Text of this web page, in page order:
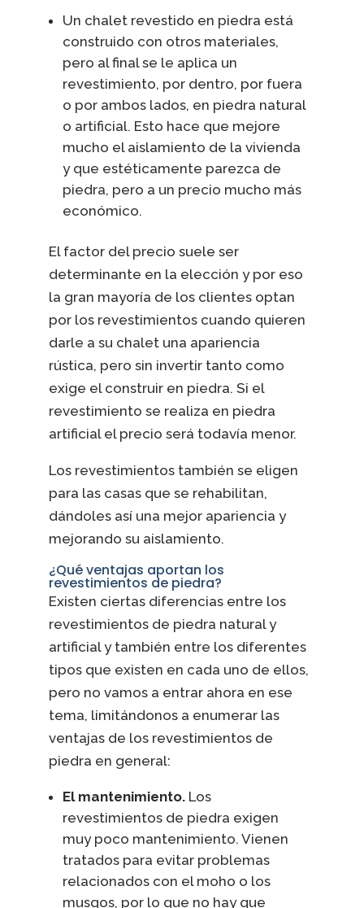
Un chalet revestido en piedra está
construido con otros materiales,
pero al final se le aplica un
revestimiento, por dentro, por fuera
o por ambos lados, en piedra natural
o artificial. Esto hace que mejore
mucho el aislamiento de la vivienda
y que estéticamente parezca de
piedra, pero a un precio mucho más
económico.
El factor del precio suele ser
determinante en la elección y por eso
la gran mayoría de los clientes optan
por los revestimientos cuando quieren
darle a su chalet una apariencia
rústica, pero sin invertir tanto como
exige el construir en piedra. Si el
revestimiento se realiza en piedra
artificial el precio será todavía menor.
Los revestimientos también se eligen
para las casas que se rehabilitan,
dándoles así una mejor apariencia y
mejorando su aislamiento.
¿Qué ventajas aportan los
revestimientos de piedra?
Existen ciertas diferencias entre los
revestimientos de piedra natural y
artificial y también entre los diferentes
tipos que existen en cada uno de ellos,
pero no vamos a entrar ahora en ese
tema, limitándonos a enumerar las
ventajas de los revestimientos de
piedra en general:
El mantenimiento.Los
revestimientos de piedra exigen
muy poco mantenimiento. Vienen
tratados para evitar problemas
relacionados con el moho o los
musgos, por lo que no hay que